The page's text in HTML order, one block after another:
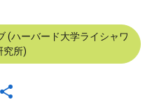
(ハーバード大学ライシャワ
究所)